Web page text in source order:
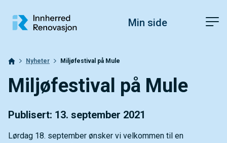
PC: Press ned CTRL og klikk på + (pluss) for å forstørre eller -
Min side
Nyheter Miljøfestival på Mule
Miljøfestival på Mule
Publisert: 13. september 2021
Lørdag 18. september ønsker vi velkommen til en